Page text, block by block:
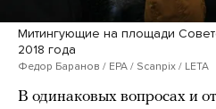
Митингующие на площади
2018 года
Федор Баранов / EPA / Scanpix / LETA
В одинаковых вопросах и